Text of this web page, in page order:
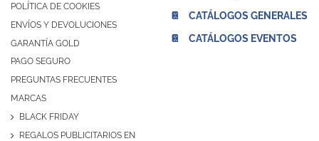
POLÍTICA DE COOKIES
ENVÍOS Y DEVOLUCIONES
GARANTÍA GOLD
PAGO SEGURO
PREGUNTAS FRECUENTES
MARCAS
BLACK FRIDAY
REGALOS PUBLICITARIOS EN
📔 CATÁLOGOS GENERALES
📔 CATÁLOGOS EVENTOS